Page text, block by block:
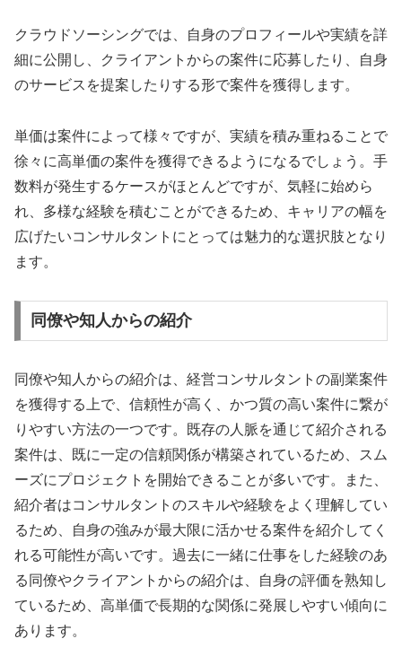
クラウドソーシングでは、自身のプロフィールや実績を詳
細に公開し、クライアントからの案件に応募したり、自身
のサービスを提案したりする形で案件を獲得します。
単価は案件によって様々ですが、実績を積み重ねることで
徐々に高単価の案件を獲得できるようになるでしょう。手
数料が発生するケースがほとんどですが、気軽に始めら
れ、多様な経験を積むことができるため、キャリアの幅を
広げたいコンサルタントにとっては魅力的な選択肢となり
ます。
同僚や知人からの紹介
同僚や知人からの紹介は、経営コンサルタントの副業案件
を獲得する上で、信頼性が高く、かつ質の高い案件に繋が
りやすい方法の一つです。既存の人脈を通じて紹介される
案件は、既に一定の信頼関係が構築されているため、スム
ーズにプロジェクトを開始できることが多いです。また、
紹介者はコンサルタントのスキルや経験をよく理解してい
るため、自身の強みが最大限に活かせる案件を紹介してく
れる可能性が高いです。過去に一緒に仕事をした経験のあ
る同僚やクライアントからの紹介は、自身の評価を熟知し
ているため、高単価で長期的な関係に発展しやすい傾向に
あります。